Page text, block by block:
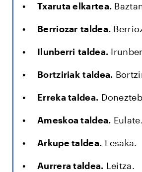
Txaruta elkartea.
Berriozar taldea.
Ilunberri taldea.
Bortziriak taldea.
Erreka taldea.
Ameskoa taldea. Eulate.
Arkupe taldea. Lesaka.
Aurrera taldea. Leitza.